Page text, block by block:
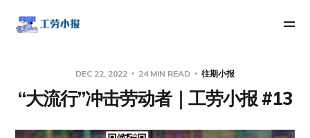
DEC 22, 2022 24 MIN READ 往期小报
“大流行”冲击劳动者｜工劳小报 #13